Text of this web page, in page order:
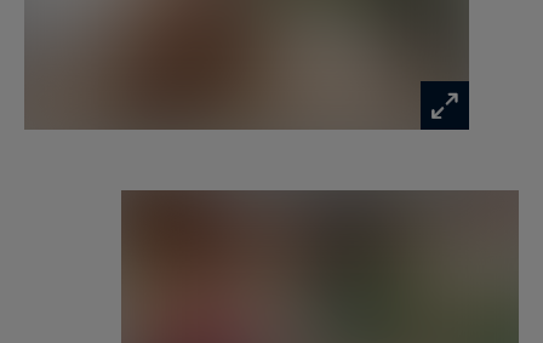
une seconde terrasse exceptionnelle de plus de